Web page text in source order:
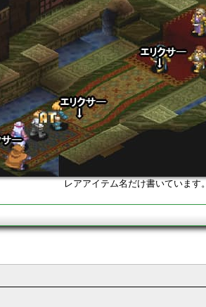
レアアイテム名だけ書いています。